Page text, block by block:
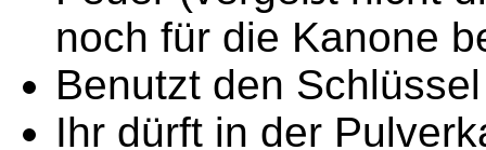
noch für die Kanone
Benutzt den
Ihr dürft in der